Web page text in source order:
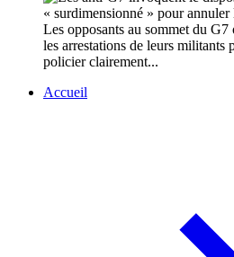
Les opposants au sommet du
les arrestations de leurs militants
policier clairement...
Accueil